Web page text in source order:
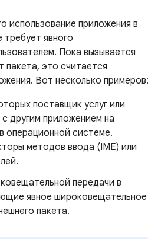
использование приложения в
явного
Пока вызывается
пакета, это считается
Вот несколько примеров:
поставщик услуг или
с другим приложением на
операционной системе.
методов ввода (IME) или
передачи в
явное широковещательное
пакета.